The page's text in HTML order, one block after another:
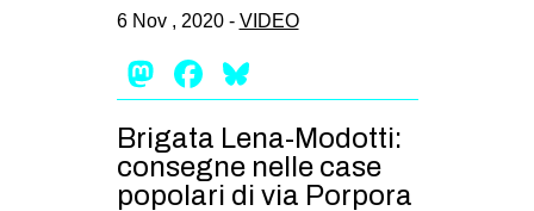
6 Nov , 2020 - VIDEO
Mastodon
Facebook
Brigata Lena-Modotti:
consegne nelle case
popolari di via Porpora